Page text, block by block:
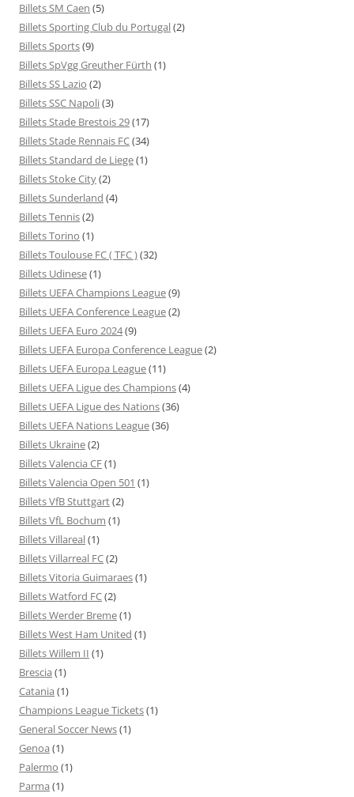
Billets SM Caen (5)
Billets Sporting Club du Portugal(2)
Billets Sports(9)
Billets SpVgg Greuther Fürth (1)
Billets SS Lazio (2)
Billets SSC Napoli(3)
Billets Stade Brestois 29(17)
Billets Stade Rennais FC(34)
Billets Standard de Liege(1)
Billets Stoke City(2)
Billets Sunderland (4)
Billets Tennis(2)
Billets Torino (1)
Billets Toulouse FC ( TFC )(32)
Billets Udinese(1)
Billets UEFA Champions League(9)
Billets UEFA Conference League(2)
Billets UEFA Euro 2024(9)
Billets UEFA Europa Conference League(2)
Billets UEFA Europa League(11)
Billets UEFA Ligue des Champions(4)
Billets UEFA Ligue des Nations(36)
Billets UEFA Nations League(36)
Billets Ukraine(2)
Billets Valencia CF(1)
Billets Valencia Open 501 (1)
Billets VfB Stuttgart(2)
Billets VfL Bochum (1)
Billets Villareal(1)
Billets Villarreal FC(2)
Billets Vitoria Guimaraes(1)
Billets Watford FC(2)
Billets Werder Breme(1)
Billets West Ham United (1)
Billets Willem II (1)
Brescia (1)
Catania (1)
Champions League Tickets(1)
General Soccer News(1)
Genoa (1)
Palermo (1)
Parma (1)